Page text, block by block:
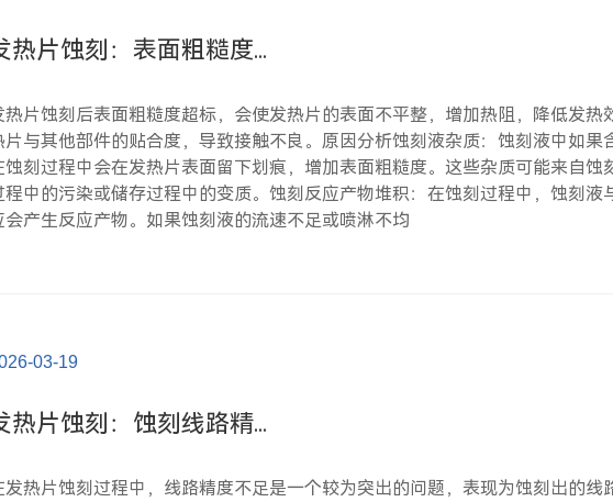
热片蚀刻：表面粗糙度...
热片蚀刻后表面粗糙度超标，会使发热片的表面不平整，增加热阻，降低发热
片与其他部件的贴合度，导致接触不良。原因分析蚀刻液杂质：蚀刻液中如果
蚀刻过程中会在发热片表面留下划痕，增加表面粗糙度。这些杂质可能来自蚀
程中的污染或储存过程中的变质。蚀刻反应产物堆积：在蚀刻过程中，蚀刻液
会产生反应产物。如果蚀刻液的流速不足或喷淋不均
03-19
热片蚀刻：蚀刻线路精...
发热片蚀刻过程中，线路精度不足是一个较为突出的问题，表现为蚀刻出的线